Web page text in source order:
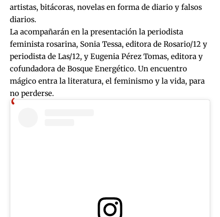
artistas, bitácoras, novelas en forma de diario y falsos
diarios.
La acompañarán en la presentación la periodista
feminista rosarina, Sonia Tessa, editora de Rosario/12 y
periodista de Las/12, y Eugenia Pérez Tomas, editora y
cofundadora de Bosque Energético. Un encuentro
mágico entra la literatura, el feminismo y la vida, para
no perderse.